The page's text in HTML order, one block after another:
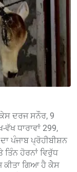
ਦਰਜ ਸਨੌਰ, 9
ਧਾਰਾਵਾਂ 299,
ਪੰਜਾਬ ਪ੍ਰੋਹੀਬੀਸ਼ਨ
ਹੋਰਨਾਂ ਵਿਰੁੱਧ
ਕੀਤਾ ਗਿਆ ਹੈ ਕੇੇਸ